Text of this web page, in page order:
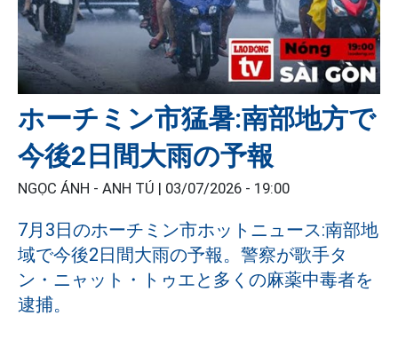
ホーチミン市猛暑:南部地方で
今後2日間大雨の予報
NGỌC ÁNH - ANH TÚ | 03/07/2026 - 19:00
7月3日のホーチミン市ホットニュース:南部地
域で今後2日間大雨の予報。警察が歌手タ
ン・ニャット・トゥエと多くの麻薬中毒者を
逮捕。